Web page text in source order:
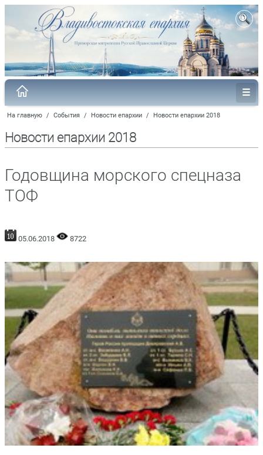
На главную / События / Новости епархии / Новости епархии 2018
Новости епархии 2018
Годовщина морского спецназа
ТОФ
05.06.2018 8722